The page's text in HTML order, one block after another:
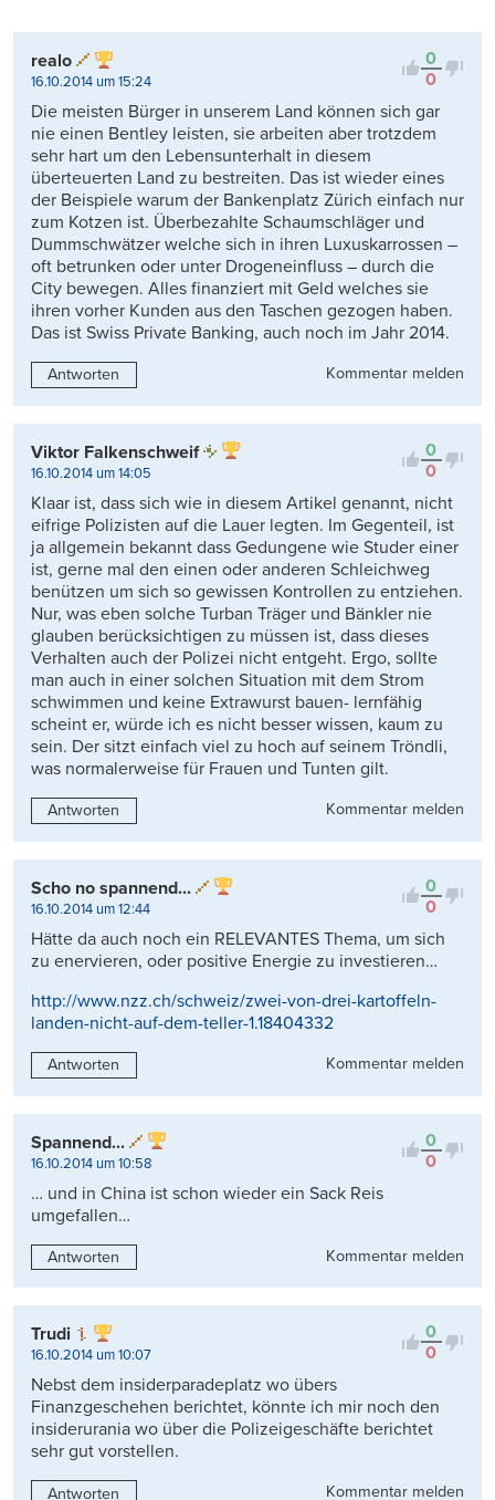
0
0
realo
16.10.2014 um 15:24
Die meisten Bürger in unserem Land können sich gar
nie einen Bentley leisten, sie arbeiten aber trotzdem
sehr hart um den Lebensunterhalt in diesem
überteuerten Land zu bestreiten. Das ist wieder eines
der Beispiele warum der Bankenplatz Zürich einfach nur
zum Kotzen ist. Überbezahlte Schaumschläger und
Dummschwätzer welche sich in ihren Luxuskarrossen –
oft betrunken oder unter Drogeneinfluss – durch die
City bewegen. Alles finanziert mit Geld welches sie
ihren vorher Kunden aus den Taschen gezogen haben.
Das ist Swiss Private Banking, auch noch im Jahr 2014.
Antworten Kommentar melden
0
0
Viktor Falkenschweif
16.10.2014 um 14:05
Klaar ist, dass sich wie in diesem Artikel genannt, nicht
eifrige Polizisten auf die Lauer legten. Im Gegenteil, ist
ja allgemein bekannt dass Gedungene wie Studer einer
ist, gerne mal den einen oder anderen Schleichweg
benützen um sich so gewissen Kontrollen zu entziehen.
Nur, was eben solche Turban Träger und Bänkler nie
glauben berücksichtigen zu müssen ist, dass dieses
Verhalten auch der Polizei nicht entgeht. Ergo, sollte
man auch in einer solchen Situation mit dem Strom
schwimmen und keine Extrawurst bauen- lernfähig
scheint er, würde ich es nicht besser wissen, kaum zu
sein. Der sitzt einfach viel zu hoch auf seinem Tröndli,
was normalerweise für Frauen und Tunten gilt.
Antworten Kommentar melden
0
0
Scho no spannend...
16.10.2014 um 12:44
Hätte da auch noch ein RELEVANTES Thema, um sich
zu enervieren, oder positive Energie zu investieren…
http://www.nzz.ch/schweiz/zwei-von-drei-kartoffeln-
landen-nicht-auf-dem-teller-1.18404332
Antworten Kommentar melden
0
0
Spannend...
16.10.2014 um 10:58
… und in China ist schon wieder ein Sack Reis
umgefallen…
Antworten Kommentar melden
0
0
Trudi
16.10.2014 um 10:07
Nebst dem insiderparadeplatz wo übers
Finanzgeschehen berichtet, könnte ich mir noch den
insiderurania wo über die Polizeigeschäfte berichtet
sehr gut vorstellen.
Antworten Kommentar melden